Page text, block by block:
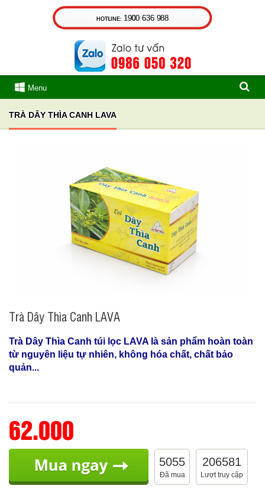
HOTLINE: 1900 636 988
Menu
TRÀ DÂY THÌA CANH LAVA
Trà Dây Thìa Canh LAVA
Trà Dây Thìa Canh túi lọc LAVA là sản phẩm hoàn toàn
từ nguyên liệu tự nhiên, không hóa chất, chất bảo
quản...
62.000
5055
Đã mua
206581
Lượt truy cập